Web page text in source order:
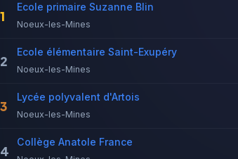
1
Ecole primaire Suzanne Blin
Noeux-les-Mines
2
Ecole élémentaire Saint-Exupéry
Noeux-les-Mines
3
Lycée polyvalent d'Artois
Noeux-les-Mines
4
Collège Anatole France